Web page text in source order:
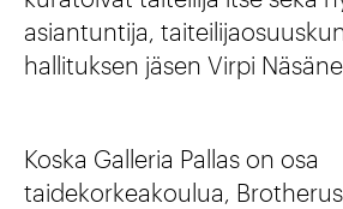
asiantuntija,
hallituksen jäsen Virpi
Koska Galleria Pallas on osa
taidekorkeakoulua,